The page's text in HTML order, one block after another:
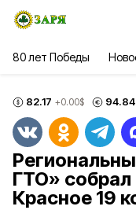
80 лет Победы
82.17 +0.00$ 94.84
ГТО» собрал
Красное 19